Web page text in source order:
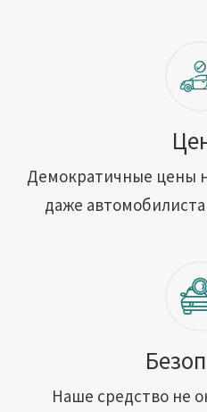
Демократичные цены
даже
Наше средство не